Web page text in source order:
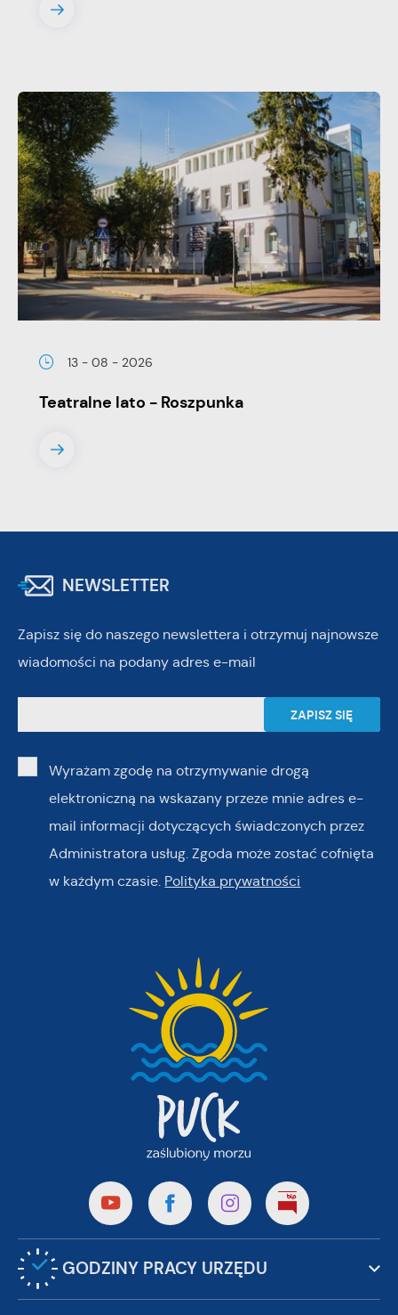
13 - 08 - 2026
Teatralne lato - Roszpunka
NEWSLETTER
Zapisz się do naszego newslettera i otrzymuj najnowsze
wiadomości na podany adres e-mail
Wyrażam zgodę na otrzymywanie drogą
elektroniczną na wskazany przeze mnie adres e-
mail informacji dotyczących świadczonych przez
Administratora usług. Zgoda może zostać cofnięta
w każdym czasie. Polityka prywatności
GODZINY PRACY URZĘDU